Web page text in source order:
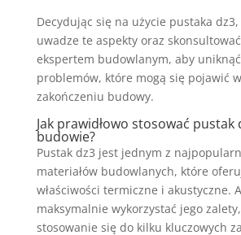
Decydując się na użycie pustaka
uwadze te aspekty oraz
ekspertem budowlanym, aby
problemów, które mogą się pojawić
zakończeniu budowy.
Jak prawidłowo stosować pustak
budowie?
Pustak dz3 jest jednym z
materiałów budowlanych, które
właściwości termiczne i akustyczne.
maksymalnie wykorzystać jego
stosowanie się do kilku kluczowych